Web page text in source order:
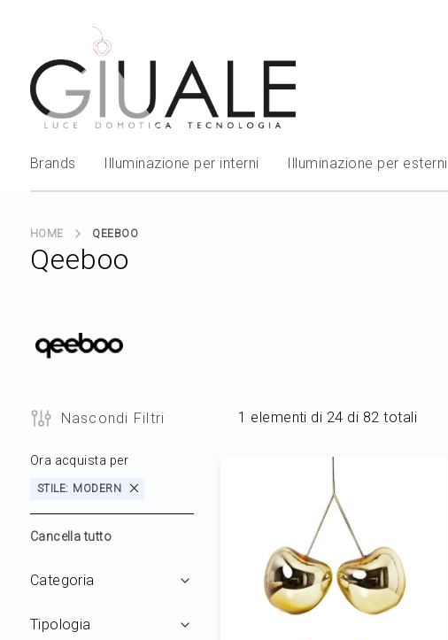
Brands Illuminazione per interni Illuminazione per esterni
HOME QEEBOO
Qeeboo
1 elementi di 24 di 82 totali
Ora acquista per
STILE MODERN
Cancella tutto
Categoria
Tipologia
Nascondi Filtri